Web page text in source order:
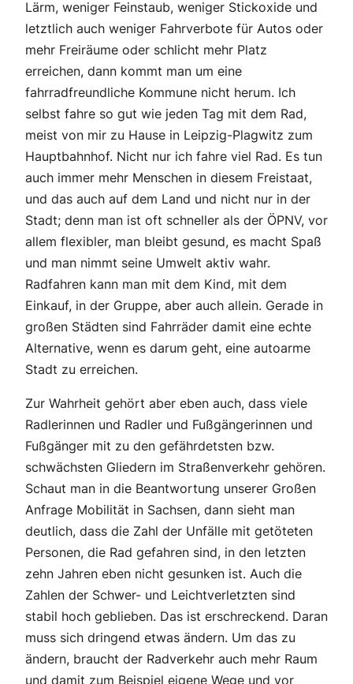
Lärm, weniger Feinstaub, weniger Stickoxide und
letztlich auch weniger Fahrverbote für Autos oder
mehr Freiräume oder schlicht mehr Platz
erreichen, dann kommt man um eine
fahrradfreundliche Kommune nicht herum. Ich
selbst fahre so gut wie jeden Tag mit dem Rad,
meist von mir zu Hause in Leipzig-Plagwitz zum
Hauptbahnhof. Nicht nur ich fahre viel Rad. Es tun
auch immer mehr Menschen in diesem Freistaat,
und das auch auf dem Land und nicht nur in der
Stadt; denn man ist oft schneller als der ÖPNV, vor
allem flexibler, man bleibt gesund, es macht Spaß
und man nimmt seine Umwelt aktiv wahr.
Radfahren kann man mit dem Kind, mit dem
Einkauf, in der Gruppe, aber auch allein. Gerade in
großen Städten sind Fahrräder damit eine echte
Alternative, wenn es darum geht, eine autoarme
Stadt zu erreichen.
Zur Wahrheit gehört aber eben auch, dass viele
Radlerinnen und Radler und Fußgängerinnen und
Fußgänger mit zu den gefährdetsten bzw.
schwächsten Gliedern im Straßenverkehr gehören.
Schaut man in die Beantwortung unserer Großen
Anfrage Mobilität in Sachsen, dann sieht man
deutlich, dass die Zahl der Unfälle mit getöteten
Personen, die Rad gefahren sind, in den letzten
zehn Jahren eben nicht gesunken ist. Auch die
Zahlen der Schwer- und Leichtverletzten sind
stabil hoch geblieben. Das ist erschreckend. Daran
muss sich dringend etwas ändern. Um das zu
ändern, braucht der Radverkehr auch mehr Raum
und damit zum Beispiel eigene Wege und vor